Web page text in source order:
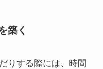
築く
りする際には、時間